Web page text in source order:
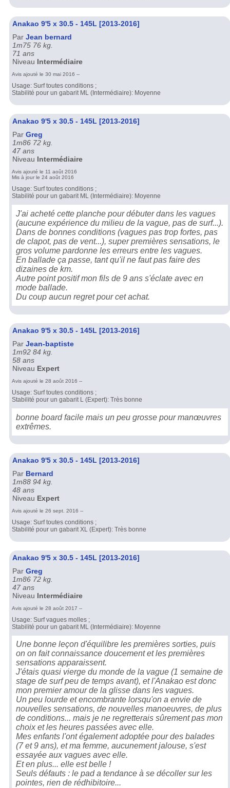
Anakao 9'5 x 30.5 - 145L [2013-2016]
Par Jean bernard
1m75 76 kg.
71 ans
Niveau Intermédiaire
Avis ajouté le 30 mai 2016 --
Usage: Surf toutes conditions ;
Stabilité pour un gabarit ML (Intermédiaire): Moyenne
Anakao 9'5 x 30.5 - 145L [2013-2016]
Par Greg
1m86 72 kg.
47 ans
Niveau Intermédiaire
Avis ajouté le 11 août 2016
Mis à jour le 24 août 2016
Usage: Surf toutes conditions ;
Stabilité pour un gabarit ML (Intermédiaire): Moyenne
J'ai acheté cette planche pour débuter dans les vagues
(aucune expérience du milieu de la vague, pas de surf...).
Dans de bonnes conditions (vagues pas trop fortes, pas
de clapot, pas de vent...), super premières sensations, le
gros volume pardonne les erreurs entre les vagues.
En ballade ça passe, tant qu'il ne faut pas faire des
dizaines de km.
Autre point positif mon fils de 9 ans s'éclate avec en
mode ballade.
Du coup aucun regret pour cet achat.
Anakao 9'5 x 30.5 - 145L [2013-2016]
Par Jean-baptiste
1m92 84 kg.
58 ans
Niveau Expert
Avis ajouté le 28 août 2016 --
Usage: Surf toutes conditions ;
Stabilité pour un gabarit L (Expert): Très bonne
bonne board facile mais un peu grosse pour manœuvres
extrêmes.
Anakao 9'5 x 30.5 - 145L [2013-2016]
Par Bernard
1m88 94 kg.
48 ans
Niveau Expert
Avis ajouté le 26 sept. 2016 --
Usage: Surf toutes conditions ;
Stabilité pour un gabarit XL (Expert): Très bonne
Anakao 9'5 x 30.5 - 145L [2013-2016]
Par Greg
1m86 72 kg.
47 ans
Niveau Intermédiaire
Avis ajouté le 28 août 2017 --
Usage: Surf vagues molles ;
Stabilité pour un gabarit ML (Intermédiaire): Moyenne
Une bonne leçon d'équilibre les premières sorties, puis
on on fait connaissance doucement et les premières
sensations apparaissent.
J'étais quasi vierge du monde de la vague (1 semaine de
stage de surf peu de temps avant), et l'Anakao est donc
mon premier amour de la glisse dans les vagues.
Un peu lourde et encombrante lorsqu'on a envie de
nouvelles sensations, de nouvelles manoeuvres, de plus
de conditions... mais je ne regretterais sûrement pas mon
choix et les heures passées avec elle.
Mes enfants l'ont également adoptée pour des balades
(7 et 9 ans), et ma femme, aucunement jalouse, s'est
essayée aux vagues avec elle.
Et en plus... elle est belle !
Seuls défauts : le pad a tendance à se décoller sur les
pointes, rien de rédhibitoire...